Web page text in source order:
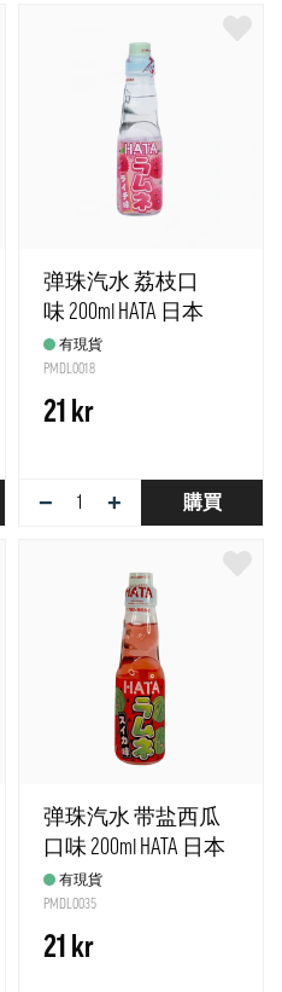
弹珠汽水 荔枝口
味 200ml HATA 日本
有現貨
PMDL0018
21 kr
− + 購買
弹珠汽水 带盐西瓜
口味 200ml HATA 日本
有現貨
PMDL0035
21 kr